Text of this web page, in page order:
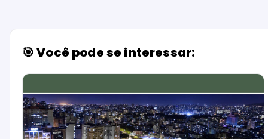
🎯 Você pode se interessar: